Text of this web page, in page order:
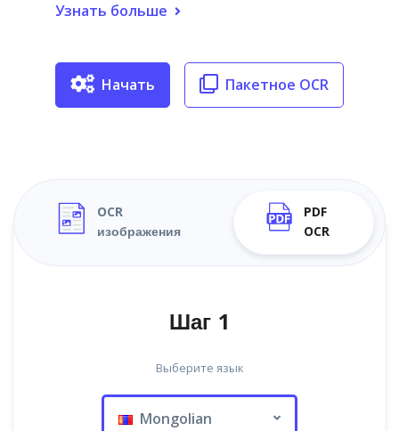
Узнать больше
Начать Пакетное OCR
OCR
изображения
PDF
OCR
Шаг 1
Выберите язык
Mongolian